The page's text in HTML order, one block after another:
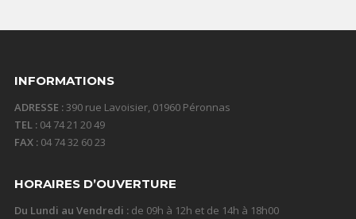
INFORMATIONS
ADRESSE :390 rue Lavoisier, 01960 Péronnas
TEL :04 74 21 20 49
FAX :04 74 32 60 23
HORAIRES D’OUVERTURE
Du Lundi au Vendredi :de 09h à 12h et de 14h à 18h00